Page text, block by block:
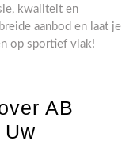
kwaliteit en
aanbod en laat je
op sportief vlak!
AB